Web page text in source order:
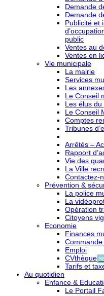
Demande
Demande
Publicité et
public
Ventes au
Ventes en
Vie municipale
La mairie
Services
Les
Le Conseil
Les élus
Le Conseil
Comptes
Tribunes
Arrêtés –
Rapport
Vie des
La Ville
Contactez-
Prévention &
La police
La
Opération
Citoyens
Economie
Finances
Emploi
CVthèque
Tarifs et
Au quotidien
Enfance &
Le Portail